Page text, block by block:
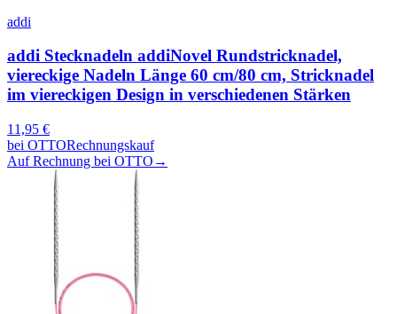
addi
addi Stecknadeln addiNovel Rundstricknadel,
viereckige Nadeln Länge 60 cm/80 cm, Stricknadel
im viereckigen Design in verschiedenen Stärken
11,95 €
bei OTTORechnungskauf
Auf Rechnung bei OTTO →